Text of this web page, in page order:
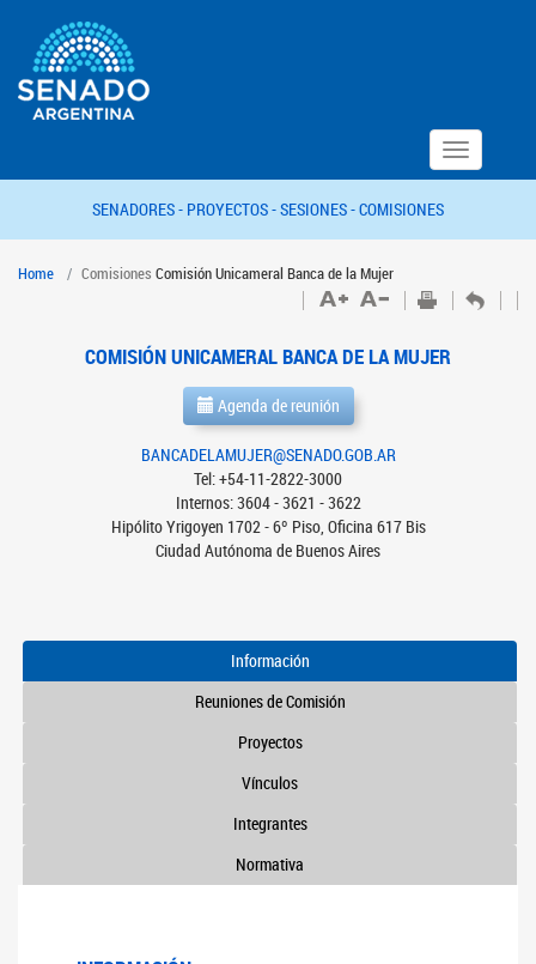
Toggle
navigation
SENADORES - PROYECTOS -SESIONES -COMISIONES
Home Comisiones Comisión Unicameral Banca de la Mujer
COMISIÓN UNICAMERAL BANCA DE LA MUJER
Agenda de reunión
BANCADELAMUJER@SENADO.GOB.AR
Tel: +54-11-2822-3000
Internos: 3604 - 3621 - 3622
Hipólito Yrigoyen 1702 - 6º Piso, Oficina 617 Bis
Ciudad Autónoma de Buenos Aires
Información
Reuniones de Comisión
Proyectos
Vínculos
Integrantes
Normativa